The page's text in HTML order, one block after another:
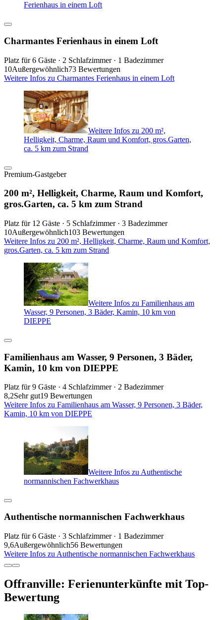
Ferienhaus in einem Loft
Charmantes Ferienhaus in einem Loft
Platz für 6 Gäste · 2 Schlafzimmer · 1 Badezimmer
10Außergewöhnlich73 Bewertungen
Weitere Infos zu Charmantes Ferienhaus in einem Loft
Weitere Infos zu 200 m²,
Helligkeit, Charme, Raum und Komfort, gros.Garten,
ca. 5 km zum Strand
Premium-Gastgeber
200 m², Helligkeit, Charme, Raum und Komfort,
gros.Garten, ca. 5 km zum Strand
Platz für 12 Gäste · 5 Schlafzimmer · 3 Badezimmer
10Außergewöhnlich103 Bewertungen
Weitere Infos zu 200 m², Helligkeit, Charme, Raum und Komfort,
gros.Garten, ca. 5 km zum Strand
Weitere Infos zu Familienhaus am
Wasser, 9 Personen, 3 Bäder, Kamin, 10 km von
DIEPPE
Familienhaus am Wasser, 9 Personen, 3 Bäder,
Kamin, 10 km von DIEPPE
Platz für 9 Gäste · 4 Schlafzimmer · 2 Badezimmer
8,2Sehr gut19 Bewertungen
Weitere Infos zu Familienhaus am Wasser, 9 Personen, 3 Bäder,
Kamin, 10 km von DIEPPE
Weitere Infos zu Authentische
normannischen Fachwerkhaus
Authentische normannischen Fachwerkhaus
Platz für 6 Gäste · 3 Schlafzimmer · 1 Badezimmer
9,6Außergewöhnlich56 Bewertungen
Weitere Infos zu Authentische normannischen Fachwerkhaus
Offranville: Ferienunterkünfte mit Top-
Bewertung